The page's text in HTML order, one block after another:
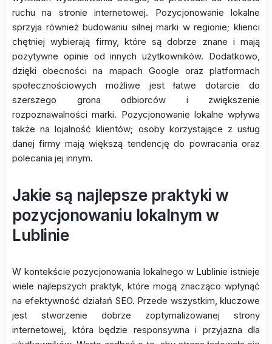
ruchu na stronie internetowej. Pozycjonowanie lokalne
sprzyja również budowaniu silnej marki w regionie; klienci
chętniej wybierają firmy, które są dobrze znane i mają
pozytywne opinie od innych użytkowników. Dodatkowo,
dzięki obecności na mapach Google oraz platformach
społecznościowych możliwe jest łatwe dotarcie do
szerszego grona odbiorców i zwiększenie
rozpoznawalności marki. Pozycjonowanie lokalne wpływa
także na lojalność klientów; osoby korzystające z usług
danej firmy mają większą tendencję do powracania oraz
polecania jej innym.
Jakie są najlepsze praktyki w
pozycjonowaniu lokalnym w
Lublinie
W kontekście pozycjonowania lokalnego w Lublinie istnieje
wiele najlepszych praktyk, które mogą znacząco wpłynąć
na efektywność działań SEO. Przede wszystkim, kluczowe
jest stworzenie dobrze zoptymalizowanej strony
internetowej, która będzie responsywna i przyjazna dla